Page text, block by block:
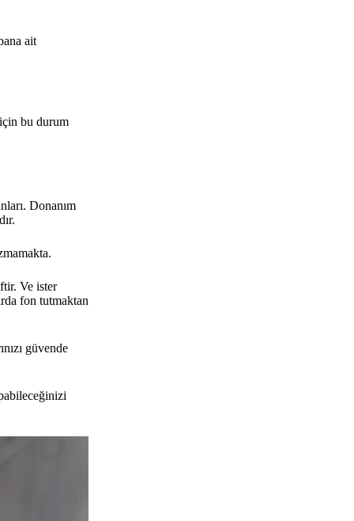
ait
bu durum
Donanım
Ve ister
fon tutmaktan
güvende